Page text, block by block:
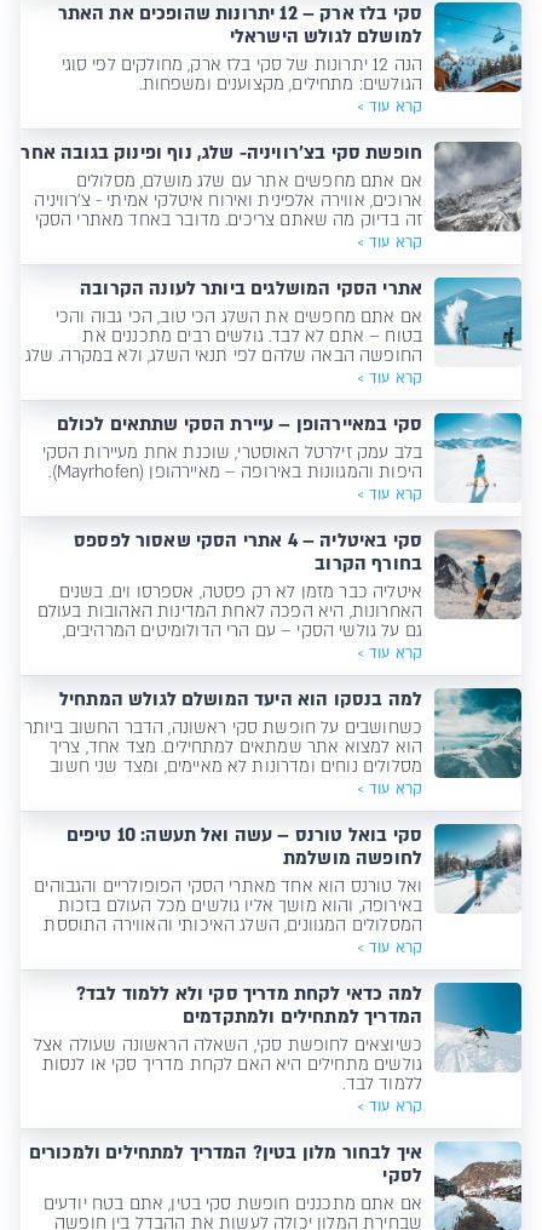
סקי בלז ארק – 12 יתרונות שהופכים את האתר
למושלם לגולש הישראלי
הנה 12 יתרונות של סקי בלז ארק, מחולקים לפי סוגי
הגולשים: מתחילים, מקצוענים ומשפחות.
קרא עוד >
חופשת סקי בצ’רוויניה- שלג, נוף ופינוק בגובה אחר
אם אתם מחפשים אתר עם שלג מושלם, מסלולים
ארוכים, אווירה אלפינית ואירוח איטלקי אמיתי - צ’רוויניה
זה בדיוק מה שאתם צריכים. מדובר באחד מאתרי הסקי
הגבוהים באירופה, עם שלג מעולה כבר מתחילת נובמבר
ועד סוף אפריל.
קרא עוד >
אתרי הסקי המושלגים ביותר לעונה הקרובה
אם אתם מחפשים את השלג הכי טוב, הכי גבוה והכי
בטוח – אתם לא לבד. גולשים רבים מתכננים את
החופשה הבאה שלהם לפי תנאי השלג, ולא במקרה. שלג
איכותי, עמוק ויציב יכול להפוך חופשת סקי טובה לחוויה
בלתי נשכחת.
קרא עוד >
סקי במאיירהופן – עיירת הסקי שתתאים לכולם
בלב עמק זילרטל האוסטרי, שוכנת אחת מעיירות הסקי
היפות והמגוונות באירופה – מאיירהופן (Mayrhofen).
קרא עוד >
סקי באיטליה – 4 אתרי הסקי שאסור לפספס
בחורף הקרוב
איטליה כבר מזמן לא רק פסטה, אספרסו וים. בשנים
האחרונות, היא הפכה לאחת המדינות האהובות בעולם
גם על גולשי הסקי – עם הרי הדולומיטים המרהיבים,
תרבות אירוח חמימה, מחירים נוחים יחסית ואוכל שפשוט
אי אפשר לעמוד בפניו.
קרא עוד >
למה בנסקו הוא היעד המושלם לגולש המתחיל
כשחושבים על חופשת סקי ראשונה, הדבר החשוב ביותר
הוא למצוא אתר שמתאים למתחילים. מצד אחד, צריך
מסלולים נוחים ומדרונות לא מאיימים, ומצד שני חשוב
שיהיו תשתיות טובות, מחירים נוחים ואווירה שתעזור
להיכנס לעניינים בקלות.
קרא עוד >
סקי בואל טורנס – עשה ואל תעשה: 10 טיפים
לחופשה מושלמת
ואל טורנס הוא אחד מאתרי הסקי הפופולריים והגבוהים
באירופה, והוא מושך אליו גולשים מכל העולם בזכות
המסלולים המגוונים, השלג האיכותי והאווירה התוססת
קרא עוד >
למה כדאי לקחת מדריך סקי ולא ללמוד לבד?
המדריך למתחילים ולמתקדמים
כשיוצאים לחופשת סקי, השאלה הראשונה שעולה אצל
גולשים מתחילים היא האם לקחת מדריך סקי או לנסות
ללמוד לבד.
קרא עוד >
איך לבחור מלון בטין? המדריך למתחילים ולמכורים
לסקי
אם אתם מתכננים חופשת סקי בטין, אתם בטח יודעים
שבחירת המלון יכולה לעשות את ההבדל בין חופשה